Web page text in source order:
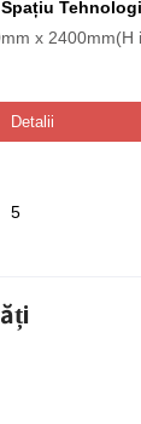
x 2400mm(H
Detalii
5